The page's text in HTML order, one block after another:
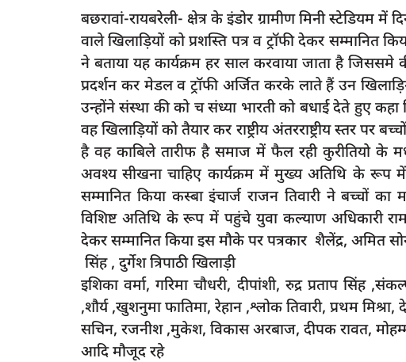
बछरावां-रायबरेली- क्षेत्र के इंडोर ग्रामीण मिनी स्टेडियम में
वाले खिलाड़ियों को प्रशस्ति पत्र व ट्रॉफी देकर सम्मानित
ने बताया यह कार्यक्रम हर साल करवाया जाता है
प्रदर्शन कर मेडल व ट्रॉफी अर्जित करके लाते हैं उन
उन्होंने संस्था की को च संध्या भारती को बधाई देते हुए
वह खिलाड़ियों को तैयार कर राष्ट्रीय अंतरराष्ट्रीय स्तर पर
है वह काबिले तारीफ है समाज में फैल रही कुरीतियो के
अवश्य सीखना चाहिए कार्यक्रम में मुख्य अतिथि के रूप में
सम्मानित किया कस्बा इंचार्ज राजन तिवारी ने बच्चों
विशिष्ट अतिथि के रूप में पहुंचे युवा कल्याण अधिकारी
देकर सम्मानित किया इस मौके पर पत्रकार शैलेंद्र, अमित
सिंह , दुर्गेश त्रिपाठी खिलाड़ी
इशिका वर्मा, गरिमा चौधरी, दीपांशी, रुद्र प्रताप सिंह
,शौर्य ,खुशनुमा फातिमा, रेहान ,श्लोक तिवारी, प्रथम
सचिन, रजनीश ,मुकेश, विकास अरबाज, दीपक रावत,
आदि मौजूद रहे
latest